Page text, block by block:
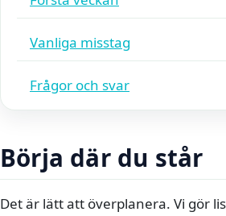
Vanliga misstag
Frågor och svar
Börja där du står
Det är lätt att överplanera. Vi gör